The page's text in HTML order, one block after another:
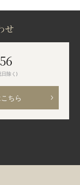
せ
除く)
ちら